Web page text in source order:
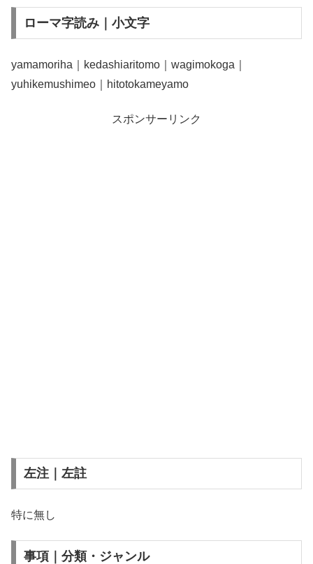
ローマ字読み｜小文字
yamamoriha｜kedashiaritomo｜wagimokoga｜
yuhikemushimeo｜hitotokameyamo
スポンサーリンク
左注｜左註
特に無し
事項｜分類・ジャンル